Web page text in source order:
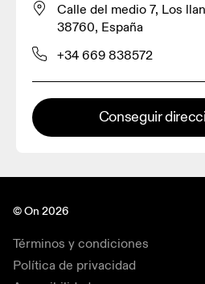
Calle del medio 7, Los
38760, España
+34 669 838572
Conseguir
© On 2026
Términos y condiciones
Política de privacidad